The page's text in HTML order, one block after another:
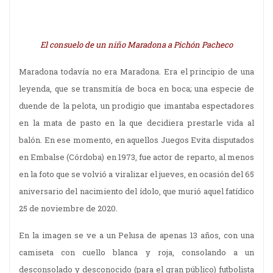
El consuelo de un niño Maradona a Pichón Pacheco
Maradona todavía no era Maradona. Era el principio de una
leyenda, que se transmitía de boca en boca; una especie de
duende de la pelota, un prodigio que imantaba espectadores
en la mata de pasto en la que decidiera prestarle vida al
balón. En ese momento, en aquellos Juegos Evita disputados
en Embalse (Córdoba) en 1973, fue actor de reparto, al menos
en la foto que se volvió a viralizar el jueves, en ocasión del 65
aniversario del nacimiento del ídolo, que murió aquel fatídico
25 de noviembre de 2020.
En la imagen se ve a un Pelusa de apenas 13 años, con una
camiseta con cuello blanca y roja, consolando a un
desconsolado y desconocido (para el gran público) futbolista